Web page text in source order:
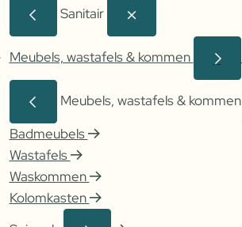
Sanitair
Meubels, wastafels & kommen
Meubels, wastafels & kommen
Badmeubels
Wastafels
Waskommen
Kolomkasten